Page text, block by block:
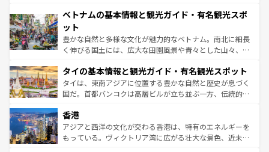
参照してほしい。
容にもいいと評判のスイーツなど、バラエティ豊かな料理
照してほしい。
き、地方に足を延ばせば四季折々の自然美を楽しむことが
できる。そして、キムチや焼肉、絶品のストリートフード
まで、さまざまな韓国料理が待っている。夜には、韓国な
らではのナイトライフも堪能できる。あたたかいホスピタ
わってみてほしい。 なお、新着の韓国情報はコンテンツ一
覧 を参照してほしい。
ベトナムの基本情報と観光ガイド・有名観光スポ
ット
豊かな自然と多様な文化が魅力的なベトナム。南北に細長
く伸びる国土には、広大な田園風景や青々とした山々、世
急速な発展と共に伝統が息づく。ハノイの古い町並みやホ
ーチミン市のフランス統治時代の建物も、独特の雰囲気を
醸し出している。また、バラエティの豊かさとおいしさで
とつ。フォーやバインミー、ベトナムコーヒーなどは、ぜ
ひ現地で味わいたい。どの地域を訪れてもあたたかい人々
が旅行者を迎えてくれるので、きっと忘れられない旅にな
タイの基本情報と観光ガイド・有名観光スポット
タイは、東南アジアに位置する豊かな自然と歴史が息づく
国だ。首都バンコクは高層ビルが立ち並ぶ一方、伝統的な
の活気が交差している。北部ではチェンマイなどの山岳地
帯で自然と触れ合い、南部ではプーケットやクラビの美し
いビーチでリゾート気分を楽しむことができる。タイ料理
香港
アジアと西洋の文化が交わる香港は、特有のエネルギーを
もっている。ヴィクトリア湾に広がる壮大な景色、近未来